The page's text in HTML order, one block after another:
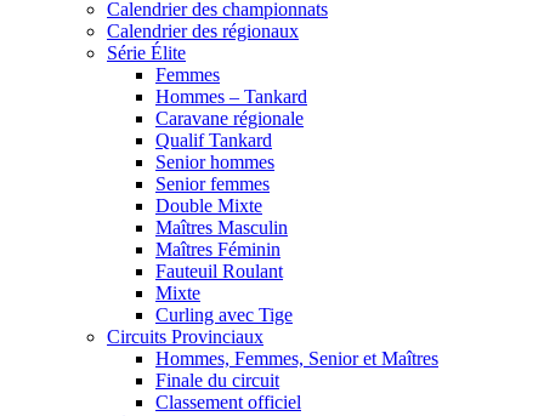
Calendrier des championnats
Calendrier des régionaux
Série Élite
Femmes
Hommes – Tankard
Caravane régionale
Qualif Tankard
Senior hommes
Senior femmes
Double Mixte
Maîtres Masculin
Maîtres Féminin
Fauteuil Roulant
Mixte
Curling avec Tige
Circuits Provinciaux
Hommes, Femmes, Senior et Maîtres
Finale du circuit
Classement officiel